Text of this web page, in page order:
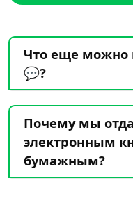
Что еще можно
💬?
Почему мы
электронным
бумажным?